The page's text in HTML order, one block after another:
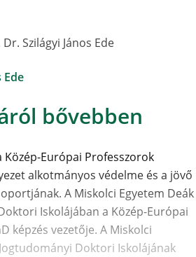
Ede
bővebben
Közép-Európai Professzorok
alkotmányos védelme és a jövő
A Miskolci Egyetem Deák
Iskolájában a Közép-Európai
képzés vezetője. A Miskolci
Doktori Iskolájának